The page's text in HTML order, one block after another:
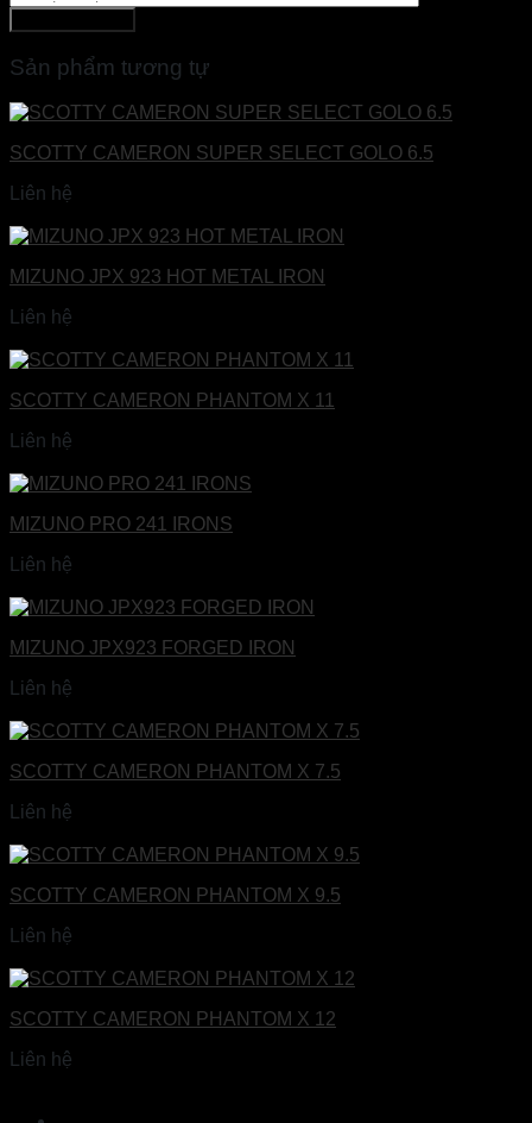
Sản phẩm tương tự
SCOTTY CAMERON SUPER SELECT GOLO 6.5
Liên hệ
MIZUNO JPX 923 HOT METAL IRON
Liên hệ
SCOTTY CAMERON PHANTOM X 11
Liên hệ
MIZUNO PRO 241 IRONS
Liên hệ
MIZUNO JPX923 FORGED IRON
Liên hệ
SCOTTY CAMERON PHANTOM X 7.5
Liên hệ
SCOTTY CAMERON PHANTOM X 9.5
Liên hệ
SCOTTY CAMERON PHANTOM X 12
Liên hệ